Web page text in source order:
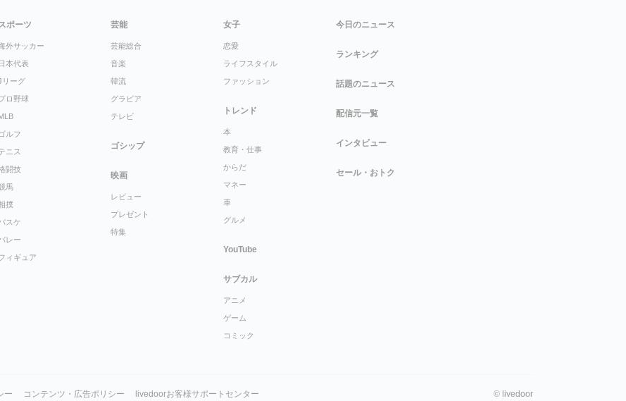
ポーツ
外サッカー
日本代表
リーグ
ロ野球
MLB
ゴルフ
ニス
闘技
馬
撲
スケ
レー
ィギュア
芸能
芸能総合
音楽
韓流
グラビア
テレビ
ゴシップ
映画
レビュー
プレゼント
特集
女子
恋愛
ライフスタイル
ファッション
トレンド
本
教育・仕事
からだ
マネー
車
グルメ
YouTube
サブカル
アニメ
ゲーム
コミック
今日のニュース
ランキング
話題のニュース
配信元一覧
インタビュー
セール・おトク
ー コンテンツ・広告ポリシー livedoorお客様サポートセンター © livedoor